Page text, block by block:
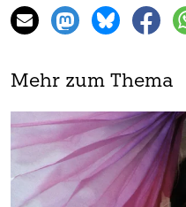
Mehr zum Thema